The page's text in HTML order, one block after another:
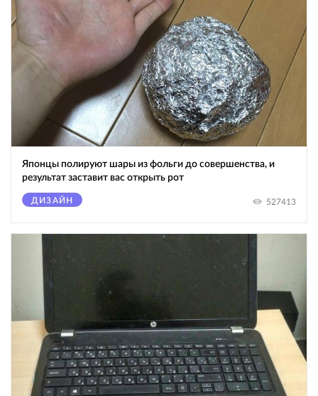
Японцы полируют шары из фольги до совершенства, и
результат заставит вас открыть рот
ДИЗАЙН 527413